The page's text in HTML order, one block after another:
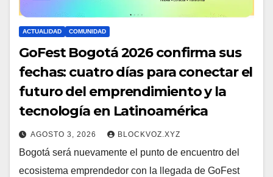
ACTUALIDAD COMUNIDAD
GoFest Bogotá 2026 confirma sus
fechas: cuatro días para conectar el
futuro del emprendimiento y la
tecnología en Latinoamérica
AGOSTO 3, 2026 BLOCKVOZ.XYZ
Bogotá será nuevamente el punto de encuentro del
ecosistema emprendedor con la llegada de GoFest